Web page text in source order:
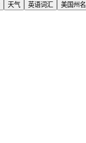
天气 英语词汇 美国州名